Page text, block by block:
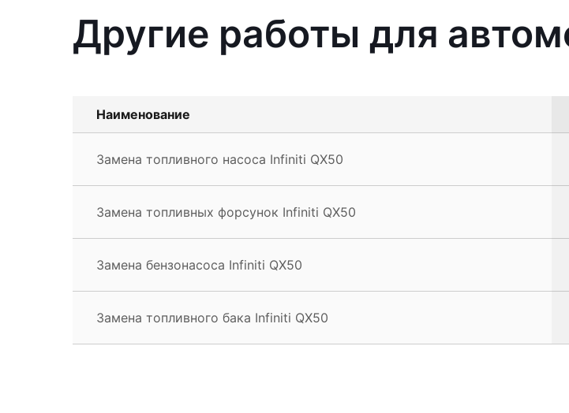
Другие работы для
Наименование
Замена топливного насоса Infiniti QX50
Замена топливных форсунок Infiniti QX50
Замена бензонасоса Infiniti QX50
Замена топливного бака Infiniti QX50